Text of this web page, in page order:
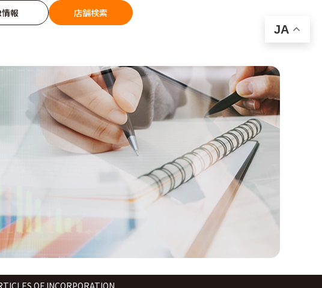
情報 店舗検索
OF INCORPORATION
JA